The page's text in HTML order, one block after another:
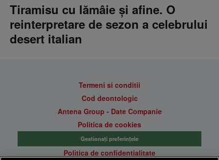
Tiramisu cu lămâie și afine. O
reinterpretare de sezon a celebrului
desert italian
Termeni si conditii
Cod deontologic
Antena Group - Date Companie
Politica de cookies
Gestionați preferințele
Politica de confidentialitate